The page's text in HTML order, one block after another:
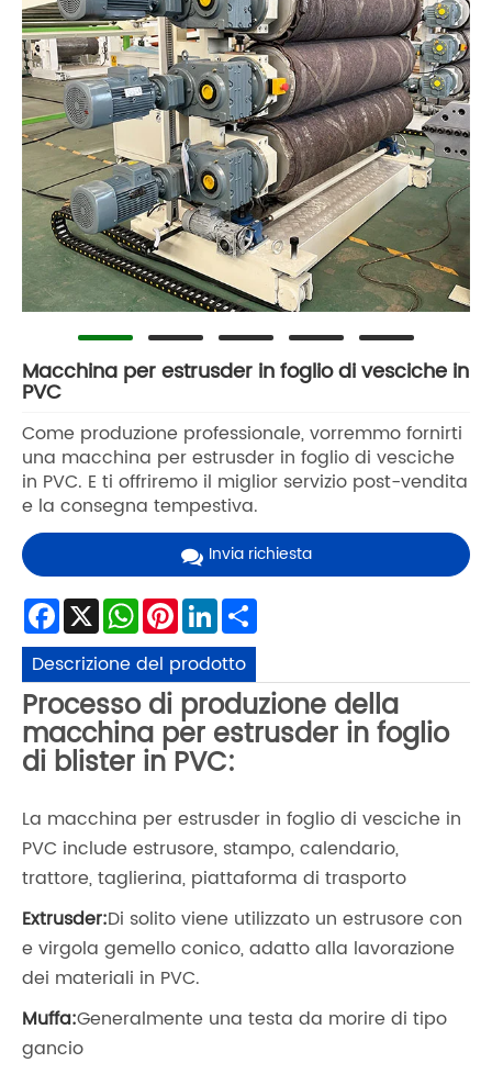
Macchina per estrusder in foglio di vesciche in
PVC
Come produzione professionale, vorremmo fornirti
una macchina per estrusder in foglio di vesciche
in PVC. E ti offriremo il miglior servizio post-vendita
e la consegna tempestiva.
Invia richiesta
Facebook
X WhatsApp
Pinterest
LinkedIn
Descrizione del prodotto
Processo di produzione della
macchina per estrusder in foglio
di blister in PVC:
La macchina per estrusder in foglio di vesciche in
PVC include estrusore, stampo, calendario,
trattore, taglierina, piattaforma di trasporto
Extrusder:Di solito viene utilizzato un estrusore con
e virgola gemello conico, adatto alla lavorazione
dei materiali in PVC.
Muffa:Generalmente una testa da morire di tipo
gancio